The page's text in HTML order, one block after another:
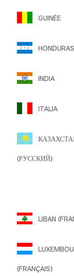
GUINÉE
HONDURAS
INDIA
ITALIA
(РУССКИЙ)
LIBAN
(FRANÇAIS)